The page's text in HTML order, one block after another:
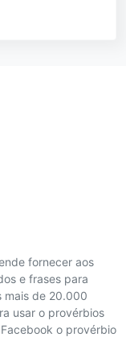
fornecer aos
e frases para
mais de 20.000
usar o provérbios
o provérbio